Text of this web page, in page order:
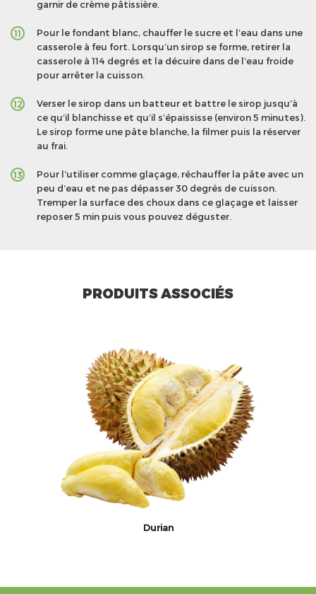
garnir de crème pâtissière.
11
Pour le fondant blanc, chauffer le sucre et l’eau dans une
casserole à feu fort. Lorsqu’un sirop se forme, retirer la
casserole à 114 degrés et la décuire dans de l’eau froide
pour arrêter la cuisson.
12
Verser le sirop dans un batteur et battre le sirop jusqu’à
ce qu’il blanchisse et qu’il s’épaississe (environ 5 minutes).
Le sirop forme une pâte blanche, la filmer puis la réserver
au frai.
13
Pour l’utiliser comme glaçage, réchauffer la pâte avec un
peu d’eau et ne pas dépasser 30 degrés de cuisson.
Tremper la surface des choux dans ce glaçage et laisser
reposer 5 min puis vous pouvez déguster.
PRODUITS ASSOCIÉS
Durian